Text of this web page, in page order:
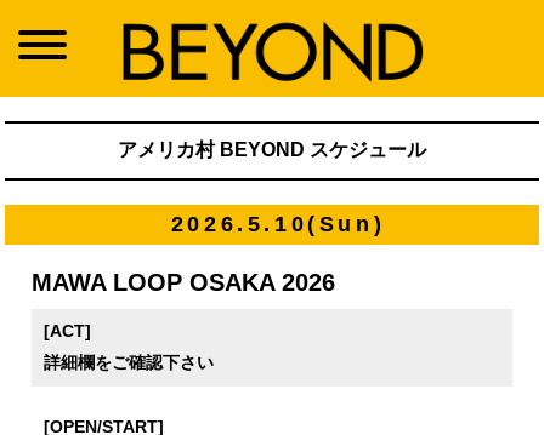
アメリカ村 BEYOND スケジュール
2026.5.10(Sun)
MAWA LOOP OSAKA 2026
[ACT]
詳細欄をご確認下さい
[OPEN/START]